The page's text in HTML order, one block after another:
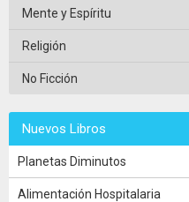
Mente y Espíritu
Religión
No Ficción
Nuevos Libros
Planetas Diminutos
Alimentación Hospitalaria